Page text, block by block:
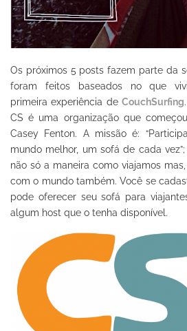
Os próximos 5 posts fazem parte da
foram feitos baseados no que
primeira experiência deCouchSurfing
CS é uma organização que
Casey Fenton. A missão é:
mundo melhor, um sofá de cada
não só a maneira como viajamos
com o mundo também. Você se
pode oferecer seu sofá para
algum host que o tenha disponível.